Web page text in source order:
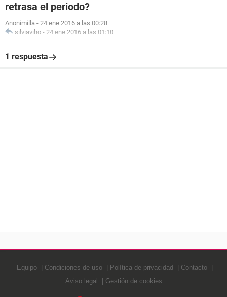
retrasa el periodo?
Anonimilla - 24 ene 2016 a las 00:28
silviaviho - 24 ene 2016 a las 01:10
1 respuesta
Equipo Condiciones de uso Política de privacidad
Contacto
Aviso legal
Gestión de cookies